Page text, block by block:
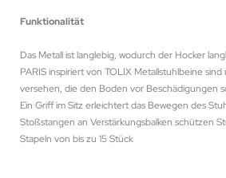
Funktionalität
Das Metall ist langlebig, wodurch der Hocker
PARIS inspiriert von TOLIX Metallstuhlbeine
versehen, die den Boden vor Beschädigungen
Ein Griff im Sitz erleichtert das Bewegen des
Stoßstangen an Verstärkungsbalken schützen
Stapeln von bis zu 15 Stück